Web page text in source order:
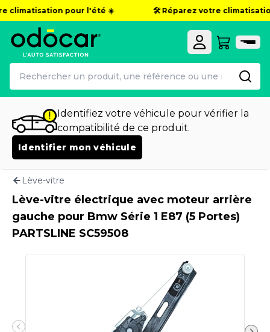
climatisation pour l'été ☀️ 🛠️ Réparez votre
Identifiez votre véhicule pour vérifier la
compatibilité de ce produit.
Identifier mon véhicule
Lève-vitre
Lève-vitre électrique avec moteur arrière
gauche pour Bmw Série 1 E87 (5 Portes)
PARTSLINE SC59508